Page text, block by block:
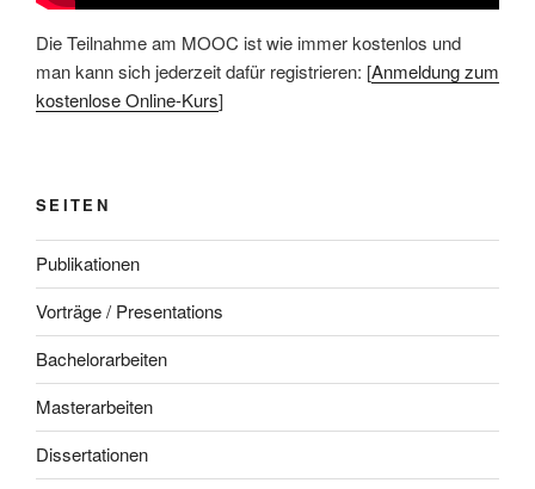
Die Teilnahme am MOOC ist wie immer kostenlos und
man kann sich jederzeit dafür registrieren: [Anmeldung zum
kostenlose Online-Kurs]
SEITEN
Publikationen
Vorträge / Presentations
Bachelorarbeiten
Masterarbeiten
Dissertationen